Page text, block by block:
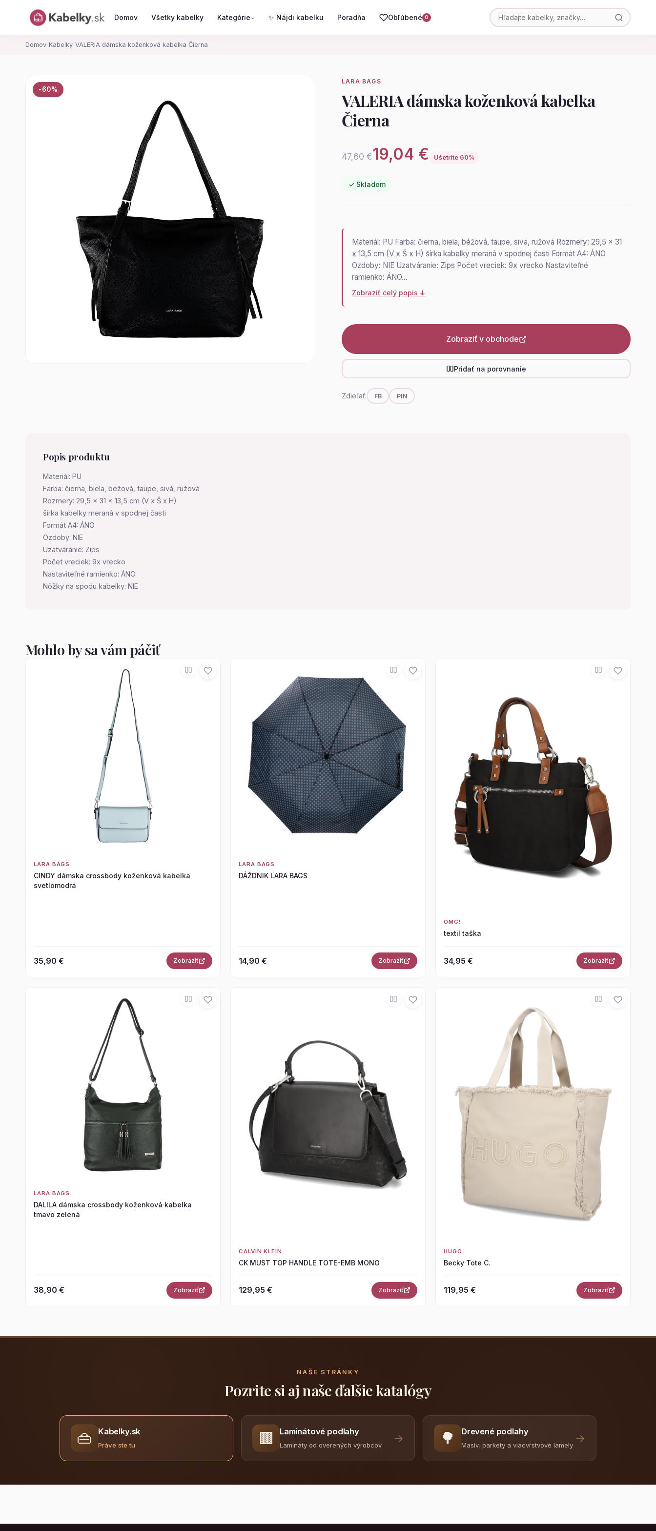
Domov Všetky kabelky Kategórie ⌄ ✨ Nájdi kabelku Poradňa Obľúbené 0
Domov› Kabelky›VALERIA dámska koženková kabelka Čierna
-60%
LARA BAGS
VALERIA dámska koženková kabelka
Čierna
47,60 €19,04 € Ušetríte 60%
✓ Skladom
Materiál: PU Farba: čierna, biela, béžová, taupe, sivá, ružová Rozmery: 29,5 x 31
x 13,5 cm (V x Š x H) šírka kabelky meraná v spodnej časti Formát A4: ÁNO
Ozdoby: NIE Uzatváranie: Zips Počet vreciek: 9x vrecko Nastaviteľné
ramienko: ÁNO…
Zobraziť celý popis ↓
Zobraziť v obchode
Pridať na porovnanie
Zdieľať: FB PIN
Popis produktu
Materiál: PU
Farba: čierna, biela, béžová, taupe, sivá, ružová
Rozmery: 29,5 x 31 x 13,5 cm (V x Š x H)
šírka kabelky meraná v spodnej časti
Formát A4: ÁNO
Ozdoby: NIE
Uzatváranie: Zips
Počet vreciek: 9x vrecko
Nastaviteľné ramienko: ÁNO
Nôžky na spodu kabelky: NIE
Mohlo by sa vám páčiť
LARA BAGS
CINDY dámska crossbody koženková kabelka
svetlomodrá
35,90 € Zobraziť
LARA BAGS
DÁŽDNIK LARA BAGS
14,90 € Zobraziť
OMG!
textil taška
34,95 € Zobraziť
LARA BAGS
DALILA dámska crossbody koženková kabelka
tmavo zelená
38,90 € Zobraziť
CALVIN KLEIN
CK MUST TOP HANDLE TOTE-EMB MONO
129,95 € Zobraziť
HUGO
Becky Tote C.
119,95 € Zobraziť
NAŠE STRÁNKY
Pozrite si aj naše ďalšie katalógy
👜 Kabelky.sk
Práve ste tu 🟫 Laminátové podlahy
Lamináty od overených výrobcov
→ 🌳 Drevené podlahy
Masív, parkety a viacvrstvové lamely
→